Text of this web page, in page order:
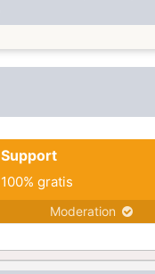
Support
100% gratis
Moderation